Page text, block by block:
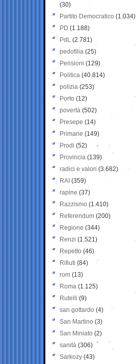
(30)
Partito Democratico (1.034)
PD (1.188)
PdL (2.781)
pedofilia (25)
Pensioni (129)
Politica (40.814)
polizia (253)
Porto (12)
povertà (502)
Presepe (14)
Primarie (149)
Prodi (52)
Provincia (139)
radici e valori (3.682)
RAI (359)
rapine (37)
Razzismo (1.410)
Referendum (200)
Regione (344)
Renzi (1.521)
Repetto (46)
Rifiuti (84)
rom (13)
Roma (1.125)
Rutelli (9)
san gottardo (4)
San Martino (3)
San Miniato (2)
sanità (306)
Sarkozy (43)